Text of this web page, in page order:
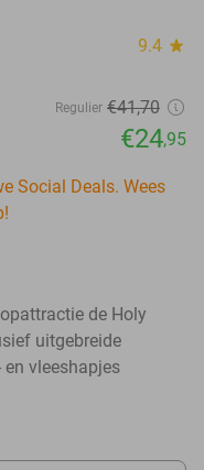
9.4 star
Regulier €41,70
€24,95
Social Deals. Wees
de Holy
uitgebreide
vleeshapjes